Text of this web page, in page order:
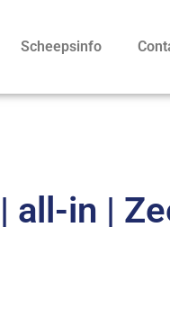
Scheepsinfo
all-in |